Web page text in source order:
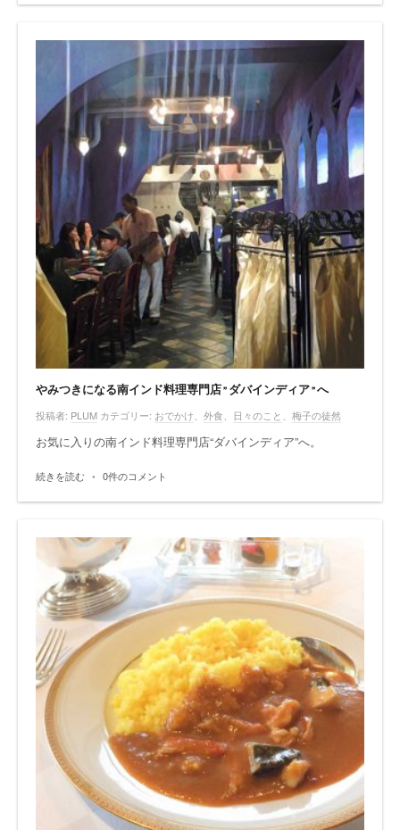
やみつきになる南インド料理専門店”ダバインディア”へ
投稿者: PLUM カテゴリー: おでかけ、 外食、 日々のこと、 梅子の徒然
お気に入りの南インド料理専門店“ダバインディア”へ。
続きを読む • 0件のコメント